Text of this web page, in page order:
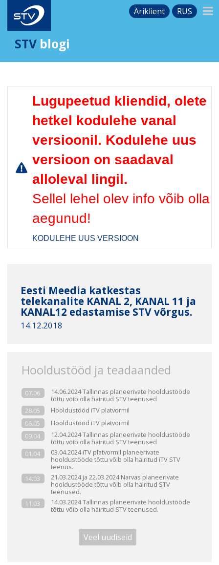
Äriklient RUS
STV blogi
Lugupeetud kliendid, olete
hetkel kodulehe vanal
versioonil. Kodulehe uus
versioon on saadaval
alloleval lingil.
Sellel lehel olev info võib olla
aegunud!
KODULEHE UUS VERSIOON
Eesti Meedia katkestas
telekanalite KANAL 2, KANAL 11 ja
KANAL12 edastamise STV võrgus.
14.12.2018
Hooldustööd ja teadaanded
07.06
14.06.2024 Tallinnas planeerivate hooldustööde
tõttu võib olla häiritud STV teenused
28.05
Hooldustööd iTV platvormil
06.05
Hooldustööd iTV platvormil
09.04
12.04.2024 Tallinnas planeerivate hooldustööde
tõttu võib olla häiritud STV teenused
01.04
03.04.2024 iTV platvormil planeerivate
hooldustööde tõttu võib olla häiritud iTV STV
teenus.
14.03
21.03.2024 ja 22.03.2024 Narvas planeerivate
hooldustööde tõttu võib olla häiritud STV
teenused.
11.03
14.03.2024 Tallinnas planeerivate hooldustööde
tõttu võib olla häiritud STV teenused.
Veel uudiseid